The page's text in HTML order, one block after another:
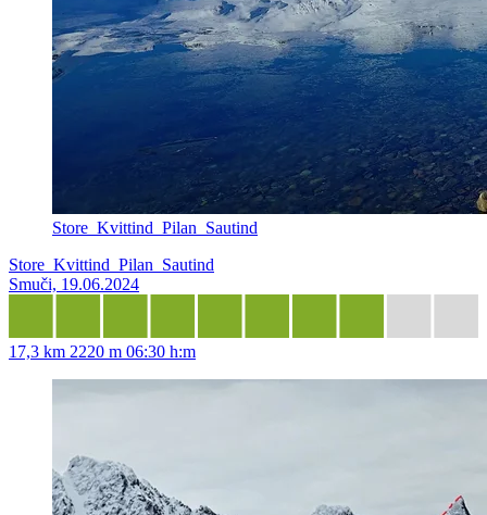
Store_Kvittind_Pilan_Sautind
Store_Kvittind_Pilan_Sautind
Smuči, 19.06.2024
17,3 km 2220 m 06:30 h:m